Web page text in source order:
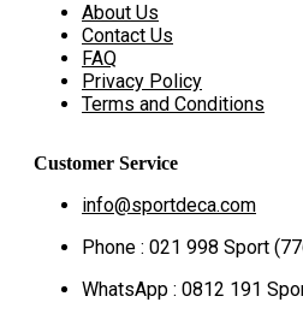
About Us
Contact Us
FAQ
Privacy Policy
Terms and Conditions
Customer Service
info@sportdeca.com
Phone : 021 998 Sport
WhatsApp : 0812 191